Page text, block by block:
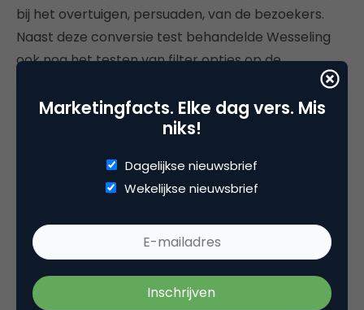
bij het overtuigen, persuaden, van de bezoekers.
Naast deze conversie test behandelde Wesseling
ook nog het testen van filter opties op de
resultaten pagina van de interne zoekmachine en
het opnemen van een veel gestelde vragen module
bij het boekingsformulier.
Marketingfacts. Elke dag vers. Mis
niks!
Dagelijkse nieuwsbrief
Wekelijkse nieuwsbrief